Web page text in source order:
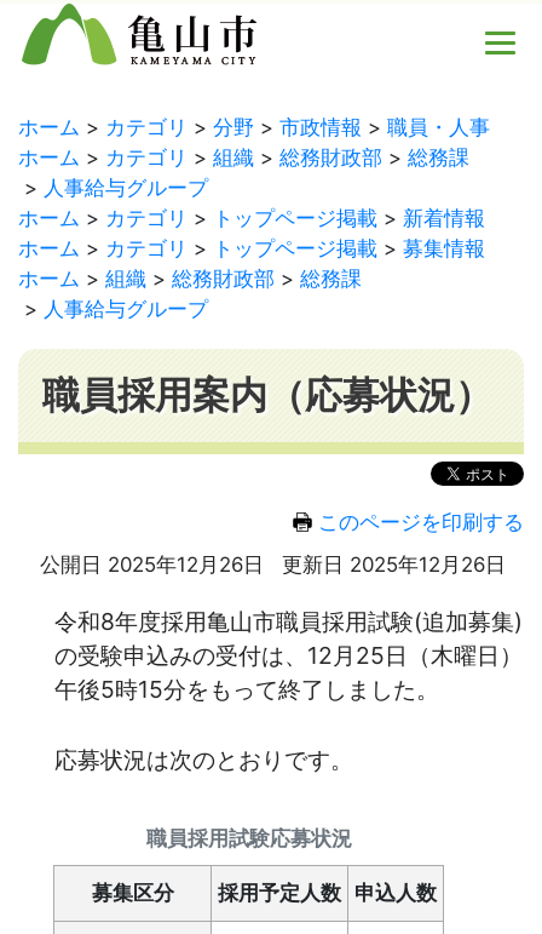
ホーム カテゴリ 分野 市政情報
職員・人事
ホーム
カテゴリ 組織 総務財政部
総務課
人事給与グループ
ホーム
カテゴリ トップページ掲載
新着情報
ホーム
カテゴリ トップページ掲載
募集情報
ホーム
組織 総務財政部
総務課
人事給与グループ
職員採用案内（応募状況）
このページを印刷する
公開日 2025年12月26日
更新日 2025年12月26日
令和8年度採用亀山市職員採用試験(追加募集)
の受験申込みの受付は、12月25日（木曜日）
午後5時15分をもって終了しました。
応募状況は次のとおりです。
職員採用試験応募状況
募集区分 採用予定人数 申込人数